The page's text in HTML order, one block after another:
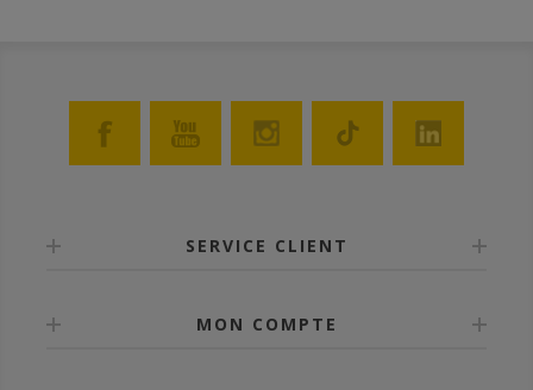
SERVICE CLIENT
MON COMPTE